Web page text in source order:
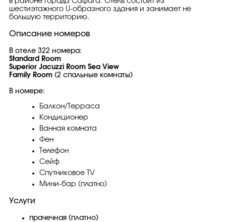
шестиэтажного U-образного здания и занимает не
большую территорию.
Описание номеров
В отеле 322 номера:
Standard Room
Superior Jacuzzi Room Sea View
Family Room (2 спальные комнаты)
В номере:
Балкон/Терраса
Кондиционер
Ванная комната
Фен
Телефон
Сейф
Спутниковое TV
Мини-бар (платно)
Услуги
прачечная (платно)